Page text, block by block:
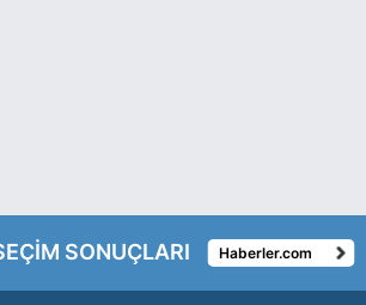
SONUÇLARI Haberler.com